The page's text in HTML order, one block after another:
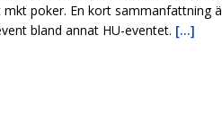
mkt poker. En kort sammanfattning
bland annat HU-eventet. [...]